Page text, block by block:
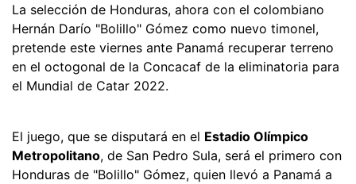
La selección de Honduras, ahora con el colombiano
Hernán Darío "Bolillo" Gómez como nuevo timonel,
pretende este viernes ante Panamá recuperar terreno
en el octogonal de la Concacaf de la eliminatoria para
el Mundial de Catar 2022.
El juego, que se disputará en el Estadio Olímpico
Metropolitano, de San Pedro Sula, será el primero con
Honduras de "Bolillo" Gómez, quien llevó a Panamá a